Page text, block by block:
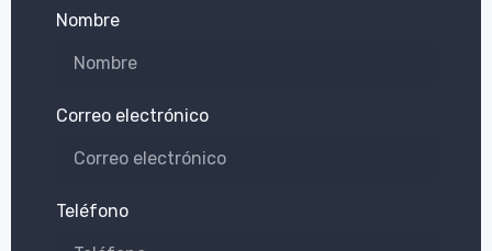
Nombre
Correo electrónico
Teléfono